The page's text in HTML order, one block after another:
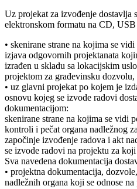
Uz projekat za izvođenje dostavlja
elektronskom formatu na CD,
• skenirane strane na kojima se
izjava odgovornih projektanata
izrađen u skladu sa lokacijskim
projektom za građevinsku
• uz glavni projekat po kojem je
osnovu kojeg se izvode radovi
dokumentacijom:
skenirane strane na kojima se vidi
kontroli i pečat organa nadležnog
započinje izvođenje radova i akt
se izvode radovi na projektu za
Sva navedena dokumentacija
• projektna dokumentacija,
nadležnih organa koji se odnose na